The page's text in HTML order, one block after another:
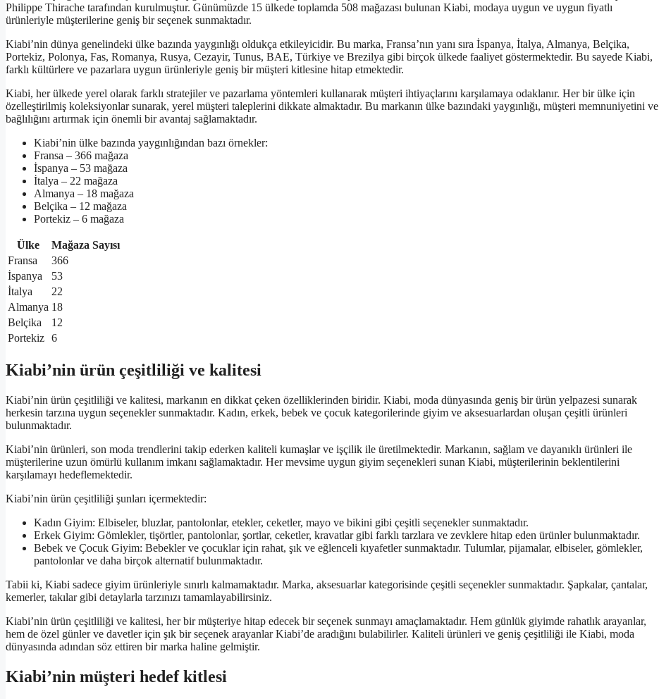
Philippe Thirache tarafından kurulmuştur. Günümüzde 15 ülkede toplamda 508 mağazası bulunan Kiabi, modaya uygun ve uygun fiyatlı
ürünleriyle müşterilerine geniş bir seçenek sunmaktadır.
Kiabi’nin dünya genelindeki ülke bazında yaygınlığı oldukça etkileyicidir. Bu marka, Fransa’nın yanı sıra İspanya, İtalya, Almanya, Belçika,
Portekiz, Polonya, Fas, Romanya, Rusya, Cezayir, Tunus, BAE, Türkiye ve Brezilya gibi birçok ülkede faaliyet göstermektedir. Bu sayede Kiabi,
farklı kültürlere ve pazarlara uygun ürünleriyle geniş bir müşteri kitlesine hitap etmektedir.
Kiabi, her ülkede yerel olarak farklı stratejiler ve pazarlama yöntemleri kullanarak müşteri ihtiyaçlarını karşılamaya odaklanır. Her bir ülke için
özelleştirilmiş koleksiyonlar sunarak, yerel müşteri taleplerini dikkate almaktadır. Bu markanın ülke bazındaki yaygınlığı, müşteri memnuniyetini ve
bağlılığını artırmak için önemli bir avantaj sağlamaktadır.
Kiabi’nin ülke bazında yaygınlığından bazı örnekler:
Fransa – 366 mağaza
İspanya – 53 mağaza
İtalya – 22 mağaza
Almanya – 18 mağaza
Belçika – 12 mağaza
Portekiz – 6 mağaza
Ülke
Mağaza Sayısı
Fransa
366
İspanya
53
İtalya
22
Almanya 18
Belçika
12
Portekiz 6
Kiabi’nin ürün çeşitliliği ve kalitesi
Kiabi’nin ürün çeşitliliği ve kalitesi, markanın en dikkat çeken özelliklerinden biridir. Kiabi, moda dünyasında geniş bir ürün yelpazesi sunarak
herkesin tarzına uygun seçenekler sunmaktadır. Kadın, erkek, bebek ve çocuk kategorilerinde giyim ve aksesuarlardan oluşan çeşitli ürünleri
bulunmaktadır.
Kiabi’nin ürünleri, son moda trendlerini takip ederken kaliteli kumaşlar ve işçilik ile üretilmektedir. Markanın, sağlam ve dayanıklı ürünleri ile
müşterilerine uzun ömürlü kullanım imkanı sağlamaktadır. Her mevsime uygun giyim seçenekleri sunan Kiabi, müşterilerinin beklentilerini
karşılamayı hedeflemektedir.
Kiabi’nin ürün çeşitliliği şunları içermektedir:
Kadın Giyim: Elbiseler, bluzlar, pantolonlar, etekler, ceketler, mayo ve bikini gibi çeşitli seçenekler sunmaktadır.
Erkek Giyim: Gömlekler, tişörtler, pantolonlar, şortlar, ceketler, kravatlar gibi farklı tarzlara ve zevklere hitap eden ürünler bulunmaktadır.
Bebek ve Çocuk Giyim: Bebekler ve çocuklar için rahat, şık ve eğlenceli kıyafetler sunmaktadır. Tulumlar, pijamalar, elbiseler, gömlekler,
pantolonlar ve daha birçok alternatif bulunmaktadır.
Tabii ki, Kiabi sadece giyim ürünleriyle sınırlı kalmamaktadır. Marka, aksesuarlar kategorisinde çeşitli seçenekler sunmaktadır. Şapkalar, çantalar,
kemerler, takılar gibi detaylarla tarzınızı tamamlayabilirsiniz.
Kiabi’nin ürün çeşitliliği ve kalitesi, her bir müşteriye hitap edecek bir seçenek sunmayı amaçlamaktadır. Hem günlük giyimde rahatlık arayanlar,
hem de özel günler ve davetler için şık bir seçenek arayanlar Kiabi’de aradığını bulabilirler. Kaliteli ürünleri ve geniş çeşitliliği ile Kiabi, moda
dünyasında adından söz ettiren bir marka haline gelmiştir.
Kiabi’nin müşteri hedef kitlesi